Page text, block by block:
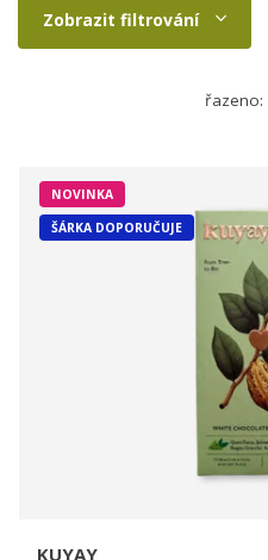
Zobrazit filtrování
řazeno:
NOVINKA
ŠÁRKA DOPORUČUJE
KUYAY